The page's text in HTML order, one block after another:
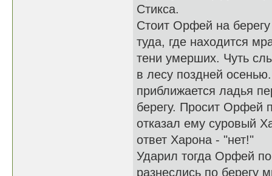
Стикса.
Стоит Орфей на берегу
туда, где находится
тени умерших. Чуть
в лесу поздней
приближается ладья
берегу. Просит Орфей
отказал ему суровый
ответ Харона - "нет!"
Ударил тогда Орфей
разнеслись по берегу